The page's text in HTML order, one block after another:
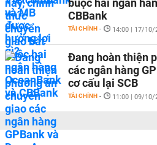
buộc hai ngân
CBBank
TÀI CHÍNH - 14:00 | 17/10/
Đang hoàn thiện
các ngân hàng
cơ cấu lại SCB
TÀI CHÍNH - 11:00 | 09/10/